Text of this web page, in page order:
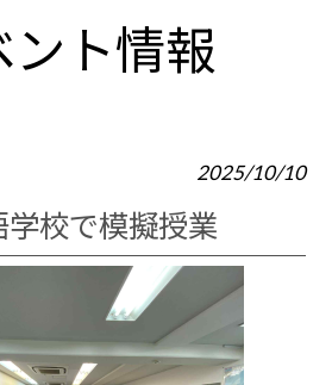
ント情報
2025/10/10
学校で模擬授業